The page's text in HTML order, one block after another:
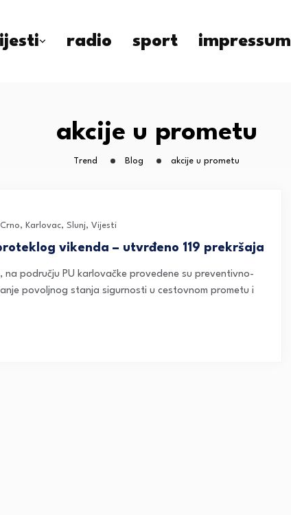
radio sport impressum
akcije u prometu
Trend Blog akcije u prometu
Crno, Karlovac, Slunj, Vijesti
vikenda – utvrđeno 119 prekršaja
području PU karlovačke provedene su preventivno-
povoljnog stanja sigurnosti u cestovnom prometu i